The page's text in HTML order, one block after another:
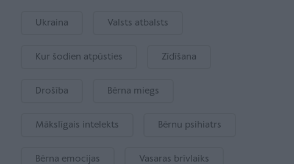
Ukraina Valsts atbalsts
Kur šodien atpūsties Zīdīšana
Drošība Bērna miegs
Mākslīgais intelekts Bērnu psihiatrs
Bērna emocijas Vasaras brīvlaiks